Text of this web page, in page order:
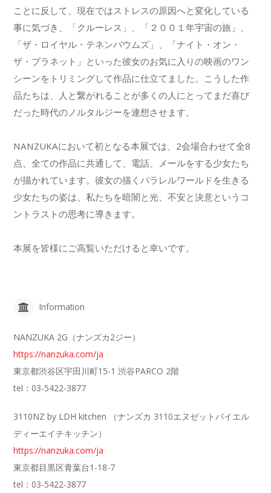
ことに反して、現在ではストレスの原因へと変化している
事に気づき、「クルーレス」、「２００１年宇宙の旅」、
「ザ・ロイヤル・テネンバウムズ」、「ナイト・オン・
ザ・プラネット」といった彼女のお気に入りの映画のワン
シーンをトリミングして作品に仕立てました。こうした作
品たちは、人と繋がれることが多くの人にとってまだ喜び
だった時代のノルタルジーを連想させます。
NANZUKAにおいて初となる本展では、2会場合わせて全8
点、全ての作品に共通して、電話、メールをする少女たち
が描かれています。彼女の描くパラレルワールドを生きる
少女たちの姿は、私たちを暗闇と光、不安と決意というコ
ントラストの思考に導きます。
本展を皆様にご高覧いただけると幸いです。
Information
NANZUKA 2G（ナンズカ2ジー）
https://nanzuka.com/ja
東京都渋谷区宇田川町15-1 渋谷PARCO 2階
tel：03-5422-3877
3110NZ by LDH kitchen （ナンズカ 3110エヌゼットバイエル
ディーエイチキッチン）
https://nanzuka.com/ja
東京都目黒区青葉台1-18-7
tel：03-5422-3877